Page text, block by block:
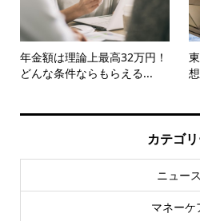
年金額は理論上最高32万円！
どんな条件ならもらえる...
カテゴ
ニュース
マネーケ